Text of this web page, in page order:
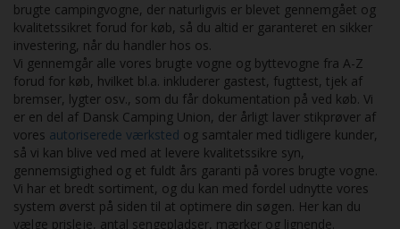
brugte campingvogne, der naturligvis er blevet gennemgået og
kvalitetssikret forud for køb, så du altid er garanteret en sikker
investering, når du handler hos os.
Vi gennemgår alle vores brugte vogne og byttevogne fra A-Z
forud for køb, hvilket bl.a. inkluderer gastest, fugttest, tjek af
bremser, lygter osv., som du får dokumentation på ved køb. Vi
er en del af Dansk Camping Union, der årligt laver stikprøver af
vores autoriserede værksted og samtaler med tidligere kunder,
så vi kan blive ved med at levere kvalitetssikre syn,
gennemsigtighed og et fuldt års garanti på vores brugte vogne.
Vi har et bredt sortiment, og du kan med fordel udnytte vores
system øverst på siden til at optimere din søgen. Her kan du
vælge prisleje, antal sengepladser, mærker og lignende.